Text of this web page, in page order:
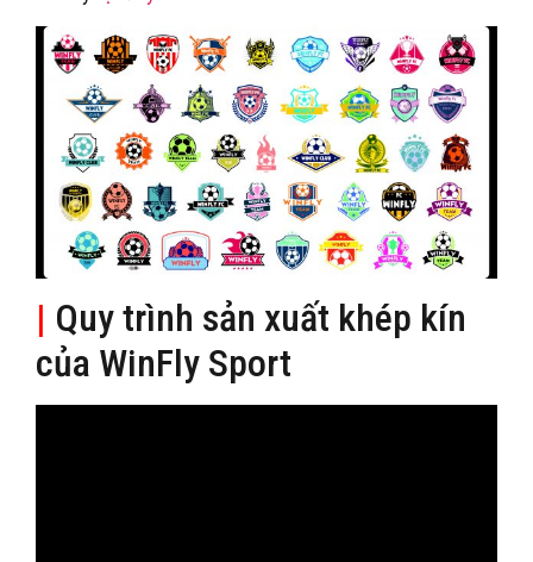
| Quy trình sản xuất khép kín
của WinFly Sport